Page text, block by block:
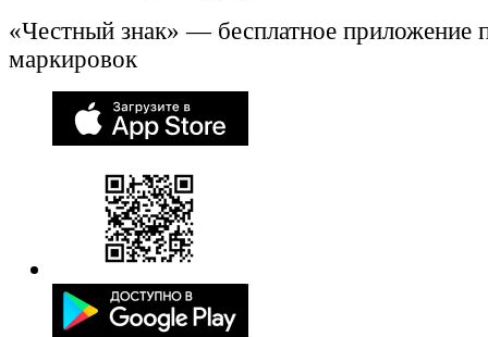
«Честный знак» — бесплатное приложение
маркировок